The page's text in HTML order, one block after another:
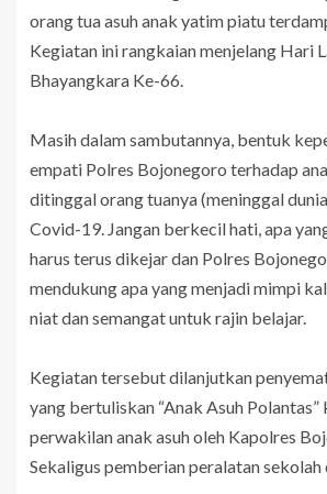
orang tua asuh anak yatim piatu
Kegiatan ini rangkaian menjelang Hari
Bhayangkara Ke-66.
Masih dalam sambutannya, bentuk
empati Polres Bojonegoro terhadap
ditinggal orang tuanya (meninggal
Covid-19. Jangan berkecil hati, apa
harus terus dikejar dan Polres
mendukung apa yang menjadi mimpi
niat dan semangat untuk rajin belajar.
Kegiatan tersebut dilanjutkan
yang bertuliskan “Anak Asuh Polantas”
perwakilan anak asuh oleh Kapolres
Sekaligus pemberian peralatan sekolah